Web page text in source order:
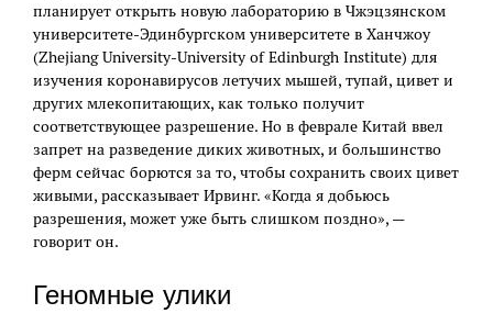
планирует открыть новую лабораторию в Чжэцзянском
университете-Эдинбургском университете в Ханчжоу
(Zhejiang University-University of Edinburgh Institute) для
изучения коронавирусов летучих мышей, тупай, цивет и
других млекопитающих, как только получит
соответствующее разрешение. Но в феврале Китай ввел
запрет на разведение диких животных, и большинство
ферм сейчас борются за то, чтобы сохранить своих цивет
живыми, рассказывает Ирвинг. «Когда я добьюсь
разрешения, может уже быть слишком поздно», —
говорит он.
Геномные улики